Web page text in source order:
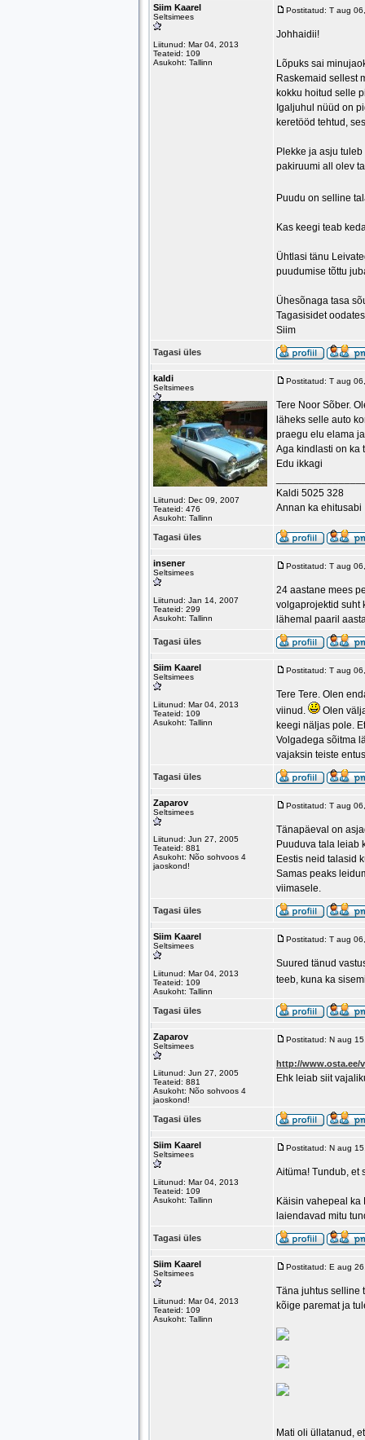
Siim Kaarel
Seltsimees
Liitunud: Mar 04, 2013
Teateid: 109
Asukoht: Tallinn
Postitatud: T aug
Johhaidii!
Lõpuks sai
Raskemaid sellest
kokku hoitud selle
Igaljuhul nüüd on
keretööd tehtud,
Plekke ja asju
pakiruumi all olev
Puudu on selline
Kas keegi teab
Ühtlasi tänu
puudumise tõttu
Ühesõnaga tasa
Tagasisidet oodates
Siim
Tagasi üles
kaldi
Seltsimees
Liitunud: Dec 09, 2007
Teateid: 476
Asukoht: Tallinn
Postitatud: T aug
Tere Noor Sõber.
läheks selle auto
praegu elu elama
Aga kindlasti on ka
Edu ikkagi
Kaldi 5025 328
Annan ka ehitusabi
Tagasi üles
insener
Seltsimees
Liitunud: Jan 14, 2007
Teateid: 299
Asukoht: Tallinn
Postitatud: T aug
24 aastane mees
volgaprojektid suht
lähemal paaril
Tagasi üles
Siim Kaarel
Seltsimees
Liitunud: Mar 04, 2013
Teateid: 109
Asukoht: Tallinn
Postitatud: T aug
Tere Tere. Olen
viinud.
Olen
keegi näljas pole.
Volgadega sõitma
vajaksin teiste
Tagasi üles
Zaparov
Seltsimees
Liitunud: Jun 27, 2005
Teateid: 881
Asukoht: Nõo sohvoos 4
jaoskond!
Postitatud: T aug
Tänapäeval on
Puuduva tala leiab
Eestis neid talasid
Samas peaks
viimasele.
Tagasi üles
Siim Kaarel
Seltsimees
Liitunud: Mar 04, 2013
Teateid: 109
Asukoht: Tallinn
Postitatud: T aug
Suured tänud
teeb, kuna ka
Tagasi üles
Zaparov
Seltsimees
Liitunud: Jun 27, 2005
Teateid: 881
Asukoht: Nõo sohvoos 4
jaoskond!
Postitatud: N aug
http://www.osta.ee/
Ehk leiab siit
Tagasi üles
Siim Kaarel
Seltsimees
Liitunud: Mar 04, 2013
Teateid: 109
Asukoht: Tallinn
Postitatud: N aug
Aitüma! Tundub, et
Käisin vahepeal ka
laiendavad mitu
Tagasi üles
Siim Kaarel
Seltsimees
Liitunud: Mar 04, 2013
Teateid: 109
Asukoht: Tallinn
Postitatud: E aug
Täna juhtus selline
kõige paremat ja
Mati oli üllatanud,